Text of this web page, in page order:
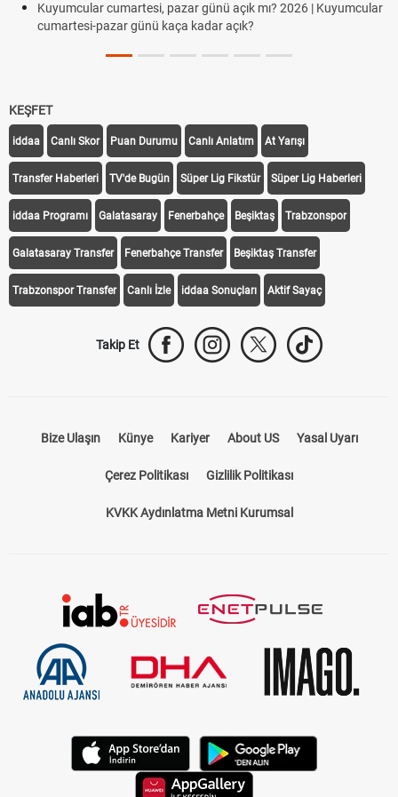
Kuyumcular cumartesi, pazar günü açık mı? 2026 | Kuyumcular
cumartesi-pazar günü kaça kadar açık?
KEŞFET
iddaa Canlı Skor Puan Durumu Canlı Anlatım At Yarışı
Transfer Haberleri TV'de Bugün Süper Lig Fikstür Süper Lig Haberleri
iddaa Programı Galatasaray Fenerbahçe Beşiktaş Trabzonspor
Galatasaray Transfer Fenerbahçe Transfer Beşiktaş Transfer
Trabzonspor Transfer Canlı İzle iddaa Sonuçları Aktif Sayaç
Takip Et
Bize Ulaşın Künye Kariyer About US Yasal Uyarı
Çerez Politikası Gizlilik Politikası
KVKK Aydınlatma Metni Kurumsal